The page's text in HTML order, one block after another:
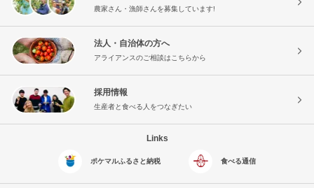
農家さん・漁師さんを募集しています!
法人・自治体の方へ
アライアンスのご相談はこちらから
採用情報
生産者と食べる人をつなぎたい
Links
ポケマルふるさと納税 食べる通信